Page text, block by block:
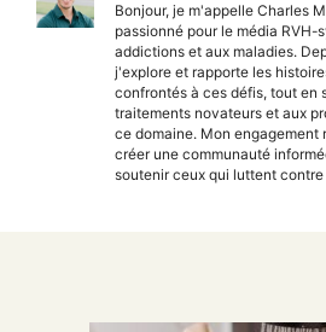
Bonjour, je m'appelle Charles
passionné pour le média RVH-
addictions et aux maladies.
j'explore et rapporte les
confrontés à ces défis, tout en
traitements novateurs et aux
ce domaine. Mon engagement
créer une communauté
soutenir ceux qui luttent